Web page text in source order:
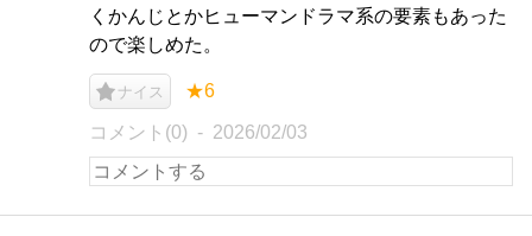
くかんじとかヒューマンドラマ系の要素もあった
ので楽しめた。
ナイス ★6
コメント(0) 2026/02/03